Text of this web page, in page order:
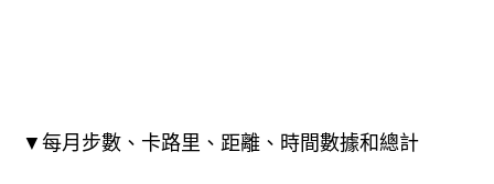
▼每月步數、卡路里、距離、時間數據和總計